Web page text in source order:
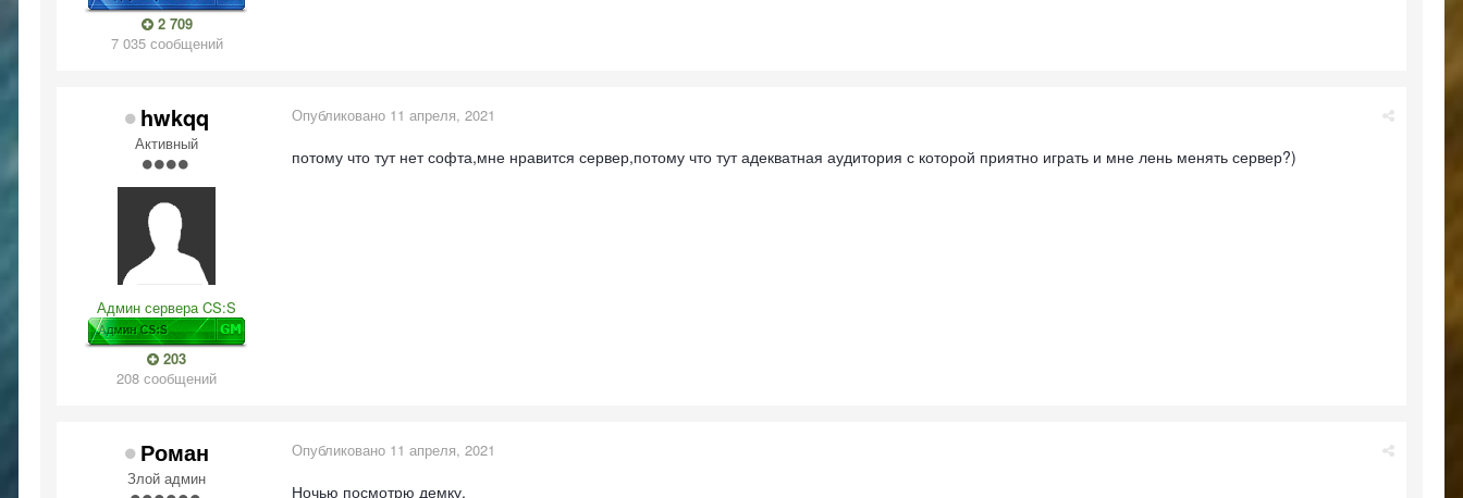
2 709
7 035 сообщений
hwkqq
Активный
Админ сервера CS:S
203
208 сообщений
Опубликовано 11 апреля, 2021
потому что тут нет софта,мне нравится сервер,потому что тут адекватная аудитория с которой приятно играть и мне лень менять сервер?)
Роман
Злой админ
Опубликовано 11 апреля, 2021
Ночью посмотрю демку.